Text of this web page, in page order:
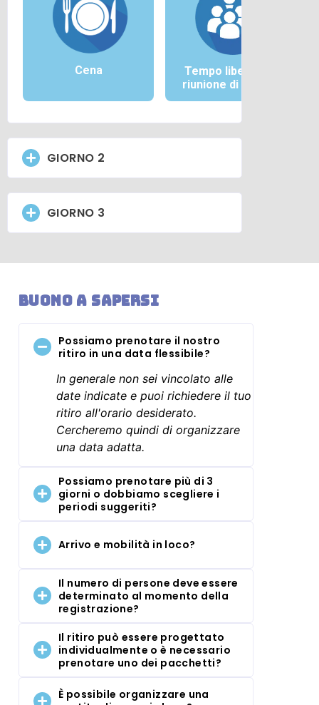
Cena
Tempo libero e/o
riunione di gruppo
GIORNO 2
GIORNO 3
Buono a sapersi
Possiamo prenotare il nostro
ritiro in una data flessibile?
In generale non sei vincolato alle
date indicate e puoi richiedere il tuo
ritiro all'orario desiderato.
Cercheremo quindi di organizzare
una data adatta.
Possiamo prenotare più di 3
giorni o dobbiamo scegliere i
periodi suggeriti?
Arrivo e mobilità in loco?
Il numero di persone deve essere
determinato al momento della
registrazione?
Il ritiro può essere progettato
individualmente o è necessario
prenotare uno dei pacchetti?
È possibile organizzare una